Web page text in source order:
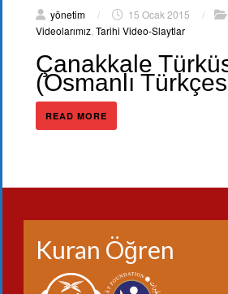
yönetim / 15 Ocak 2015 /
Videolarımız Tarihi Video-Slaytlar
Çanakkale
(Osmanlı
READ MORE
Kuran Öğren